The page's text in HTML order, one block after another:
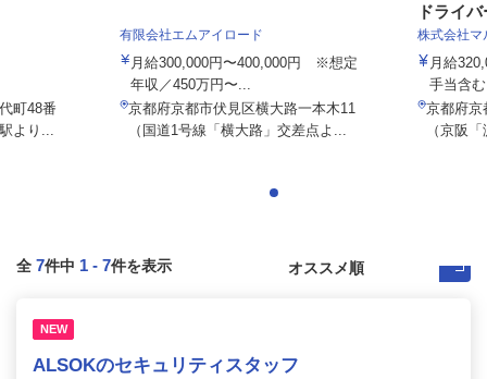
町48番
より...
有限会社エムアイロード
月給300,000円〜400,000円 ※想定
年収／450万円〜...
京都府京都市伏見区横大路一本木11
（国道1号線「横大路」交差点よ...
ドライバ
株式会社
月給
手当含
京都府京
（京阪
全 7件中 1 - 7件を表示
NEW
ALSOKのセキュリティスタッフ